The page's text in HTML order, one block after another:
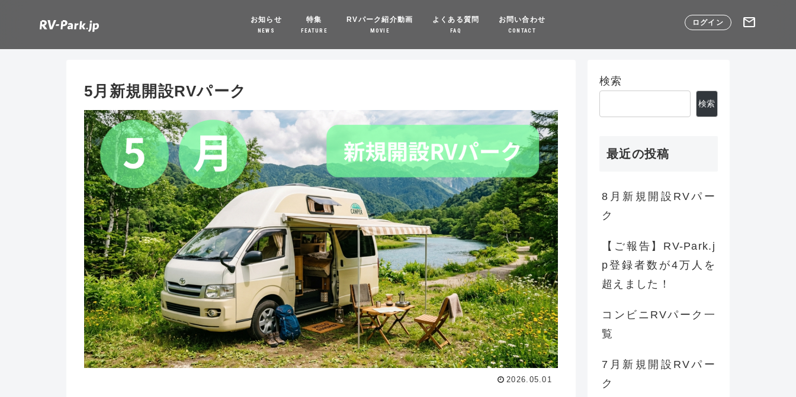
お知らせ
NEWS
特集
FEATURE
RVパーク紹介動画
MOVIE
よくある質問
FAQ
お問い合わせ
CONTACT
ログイン mail
5月新規開設RVパーク
2026.05.01
検索
検索
最近の投稿
8月新規開設RVパー
ク
【ご報告】RV-Park.j
p登録者数が4万人を
超えました！
コンビニRVパーク一
覧
7月新規開設RVパー
ク